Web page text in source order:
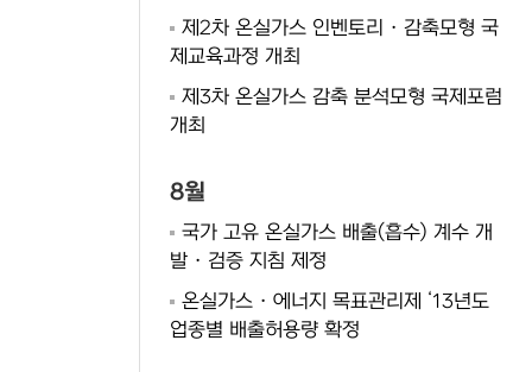
제2차 온실가스 인벤토리 · 감축모형 국
제교육과정 개최
제3차 온실가스 감축 분석모형 국제포럼
개최
8월
국가 고유 온실가스 배출(흡수) 계수 개
발 · 검증 지침 제정
온실가스 · 에너지 목표관리제 ‘13년도
업종별 배출허용량 확정